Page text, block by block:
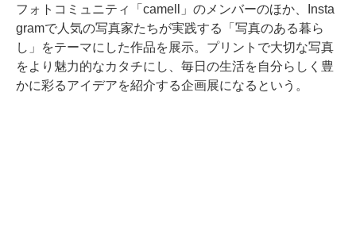
フォトコミュニティ「camell」のメンバーのほか、Insta
gramで人気の写真家たちが実践する「写真のある暮ら
し」をテーマにした作品を展示。プリントで大切な写真
をより魅力的なカタチにし、毎日の生活を自分らしく豊
かに彩るアイデアを紹介する企画展になるという。